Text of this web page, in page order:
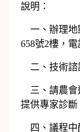
說明：
一、辦理地
658號2樓，電
二、技術諮
三、請農會
提供專家診斷
四、議程中